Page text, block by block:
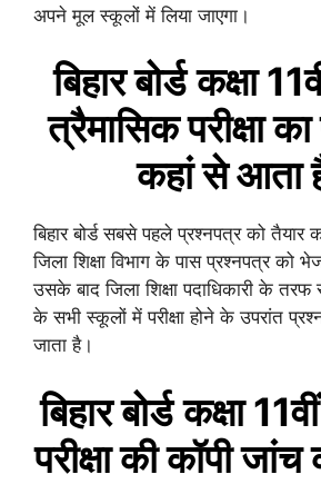
अपने मूल स्कूलों में लिया जाएगा।
बिहार बोर्ड कक्षा
त्रैमासिकपरीक्षा
कहां से आता
बिहार बोर्ड सबसे पहले प्रश्नपत्र को
जिला शिक्षा विभाग के पास प्रश्नपत्र को
उसके बाद जिला शिक्षा पदाधिकारी के
के सभी स्कूलों में परीक्षा होने के उपरांत
जाता है।
बिहार बोर्ड कक्षा
परीक्षा की कॉपी जांच